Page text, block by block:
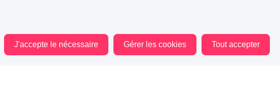
J'accepte le nécessaire Gérer les cookies Tout accepter